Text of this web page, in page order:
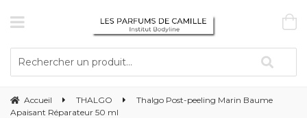
Accueil THALGO
Thalgo Post-peeling Marin Baume
Apaisant Réparateur 50 ml